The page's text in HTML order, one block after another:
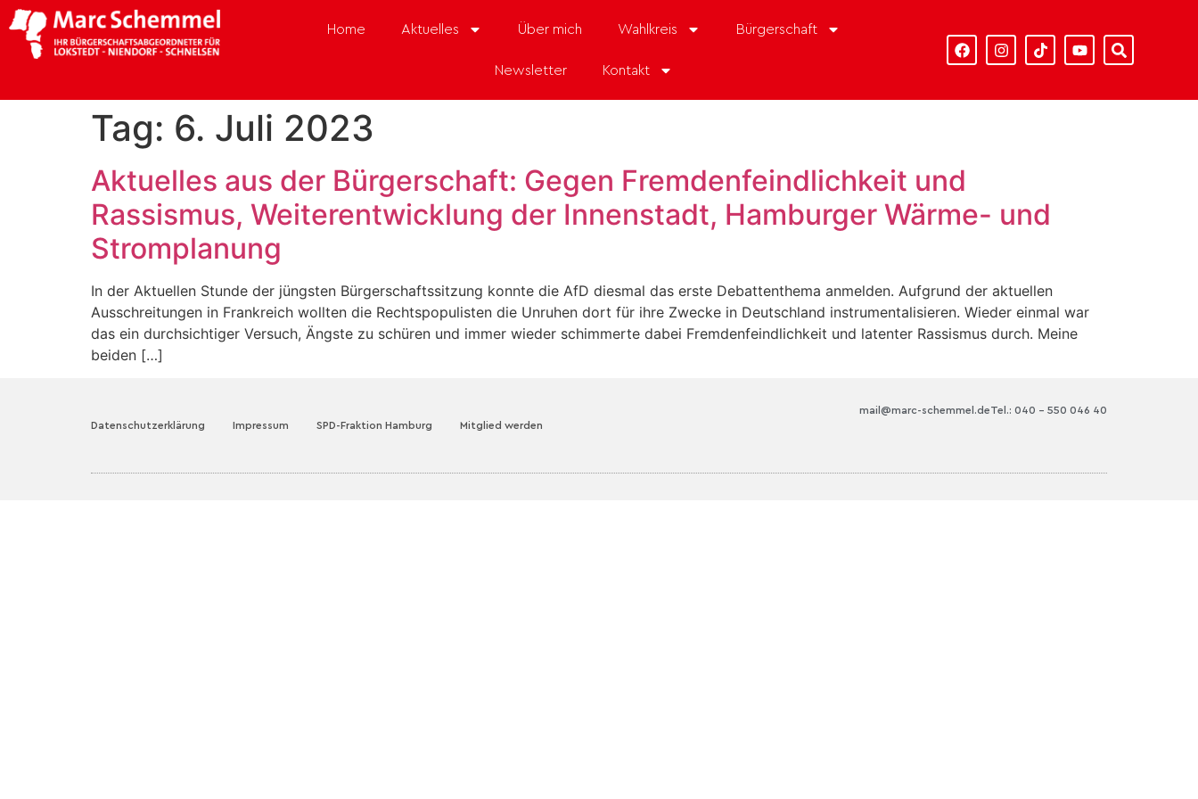
Home Aktuelles Über mich Wahlkreis Bürgerschaft
Newsletter Kontakt
Tag: 6. Juli 2023
Aktuelles aus der Bürgerschaft: Gegen Fremdenfeindlichkeit und
Rassismus, Weiterentwicklung der Innenstadt, Hamburger Wärme- und
Stromplanung
In der Aktuellen Stunde der jüngsten Bürgerschaftssitzung konnte die AfD diesmal das erste Debattenthema anmelden. Aufgrund der aktuellen
Ausschreitungen in Frankreich wollten die Rechtspopulisten die Unruhen dort für ihre Zwecke in Deutschland instrumentalisieren. Wieder einmal war
das ein durchsichtiger Versuch, Ängste zu schüren und immer wieder schimmerte dabei Fremdenfeindlichkeit und latenter Rassismus durch. Meine
beiden […]
Datenschutzerklärung Impressum SPD-Fraktion Hamburg Mitglied werden
Tel.: 040 – 550 046 40
mail@marc-schemmel.de